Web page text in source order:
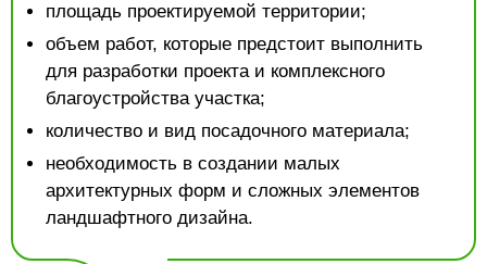
площадь проектируемой территории;
объем работ, которые предстоит выполнить
для разработки проекта и комплексного
благоустройства участка;
количество и вид посадочного материала;
необходимость в создании малых
архитектурных форм и сложных элементов
ландшафтного дизайна.